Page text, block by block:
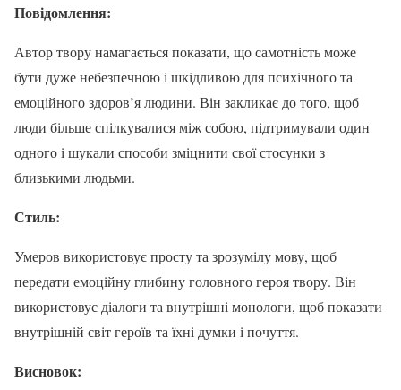
Повідомлення:
Автор твору намагається показати, що самотність може
бути дуже небезпечною і шкідливою для психічного та
емоційного здоров’я людини. Він закликає до того, щоб
люди більше спілкувалися між собою, підтримували один
одного і шукали способи зміцнити свої стосунки з
близькими людьми.
Стиль:
Умеров використовує просту та зрозумілу мову, щоб
передати емоційну глибину головного героя твору. Він
використовує діалоги та внутрішні монологи, щоб показати
внутрішній світ героїв та їхні думки і почуття.
Висновок: